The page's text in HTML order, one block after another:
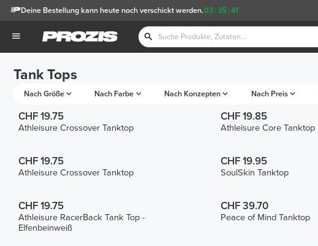
03 :35 :41
Deine Bestellung kann heute noch verschickt werden.
Tank Tops
Nach Größe Nach Farbe Nach Konzepten Nach Preis
CHF 19.75
Athleisure Crossover Tanktop
CHF 19.85
Athleisure Core Tanktop
CHF 19.75
Athleisure Crossover Tanktop
CHF 19.95
SoulSkin Tanktop
CHF 19.75
Athleisure RacerBack Tank Top -
Elfenbeinweiß
CHF 39.70
Peace of Mind Tanktop